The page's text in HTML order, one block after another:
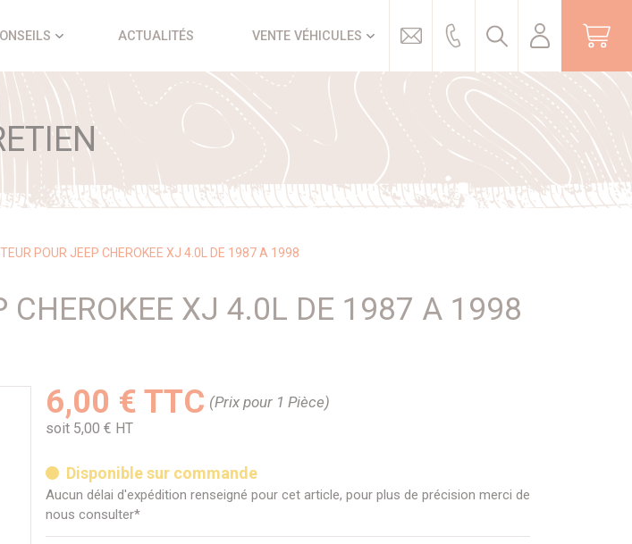
ACTUALITÉS VENTE VÉHICULES
POUR JEEP CHEROKEE XJ 4.0L DE 1987 A 1998
CHEROKEE XJ 4.0L DE 1987 A 1998
6,00 € TTC (Prix pour 1 Pièce)
soit 5,00 € HT
Disponible sur commande
Aucun délai d'expédition renseigné pour cet article, pour plus de précision merci de
nous consulter*